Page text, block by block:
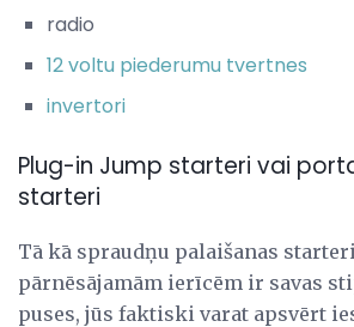
radio
12 voltu piederumu tvertnes
invertori
Plug-in Jump starteri vai
starteri
Tā kā spraudņu palaišanas
pārnēsājamām ierīcēm ir savas
puses, jūs faktiski varat apsvērt